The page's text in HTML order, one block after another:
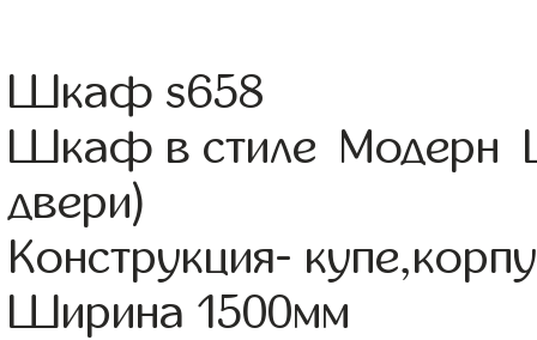
Шкаф s658
Шкаф в стиле Модерн
двери)
Конструкция-
Ширина 1500мм